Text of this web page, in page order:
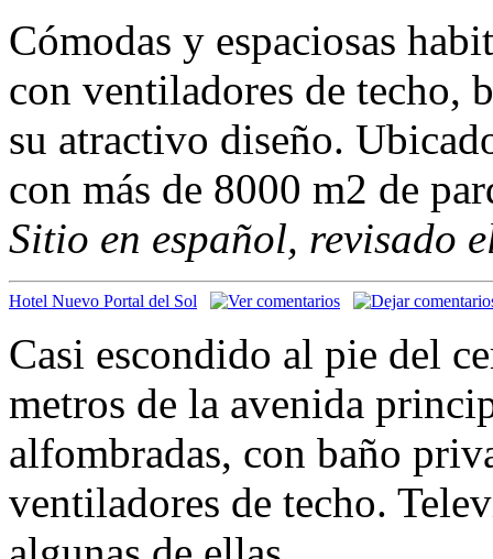
Cómodas y espaciosas
con ventiladores de techo,
su atractivo diseño.
con más de 8000 m2 de
Sitio en español, revisado
Hotel Nuevo Portal del Sol
Casi escondido al pie del
metros de la avenida
alfombradas, con baño
ventiladores de techo.